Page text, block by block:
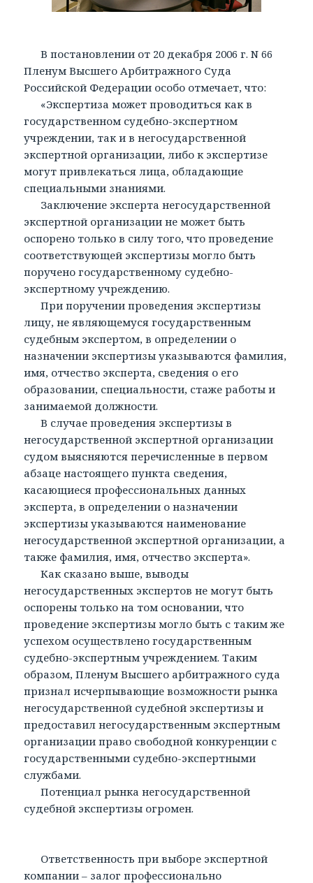
В постановлении от 20 декабря 2006 г. N 66
Пленум Высшего Арбитражного Суда
Российской Федерации особо отмечает, что:
«Экспертиза может проводиться как в
государственном судебно-экспертном
учреждении, так и в негосударственной
экспертной организации, либо к экспертизе
могут привлекаться лица, обладающие
специальными знаниями.
Заключение эксперта негосударственной
экспертной организации не может быть
оспорено только в силу того, что проведение
соответствующей экспертизы могло быть
поручено государственному судебно-
экспертному учреждению.
При поручении проведения экспертизы
лицу, не являющемуся государственным
судебным экспертом, в определении о
назначении экспертизы указываются фамилия,
имя, отчество эксперта, сведения о его
образовании, специальности, стаже работы и
занимаемой должности.
В случае проведения экспертизы в
негосударственной экспертной организации
судом выясняются перечисленные в первом
абзаце настоящего пункта сведения,
касающиеся профессиональных данных
эксперта, в определении о назначении
экспертизы указываются наименование
негосударственной экспертной организации, а
также фамилия, имя, отчество эксперта».
Как сказано выше, выводы
негосударственных экспертов не могут быть
оспорены только на том основании, что
проведение экспертизы могло быть с таким же
успехом осуществлено государственным
судебно-экспертным учреждением. Таким
образом, Пленум Высшего арбитражного суда
признал исчерпывающие возможности рынка
негосударственной судебной экспертизы и
предоставил негосударственным экспертным
организации право свободной конкуренции с
государственными судебно-экспертными
службами.
Потенциал рынка негосударственной
судебной экспертизы огромен.
Ответственность при выборе экспертной
компании – залог профессионально